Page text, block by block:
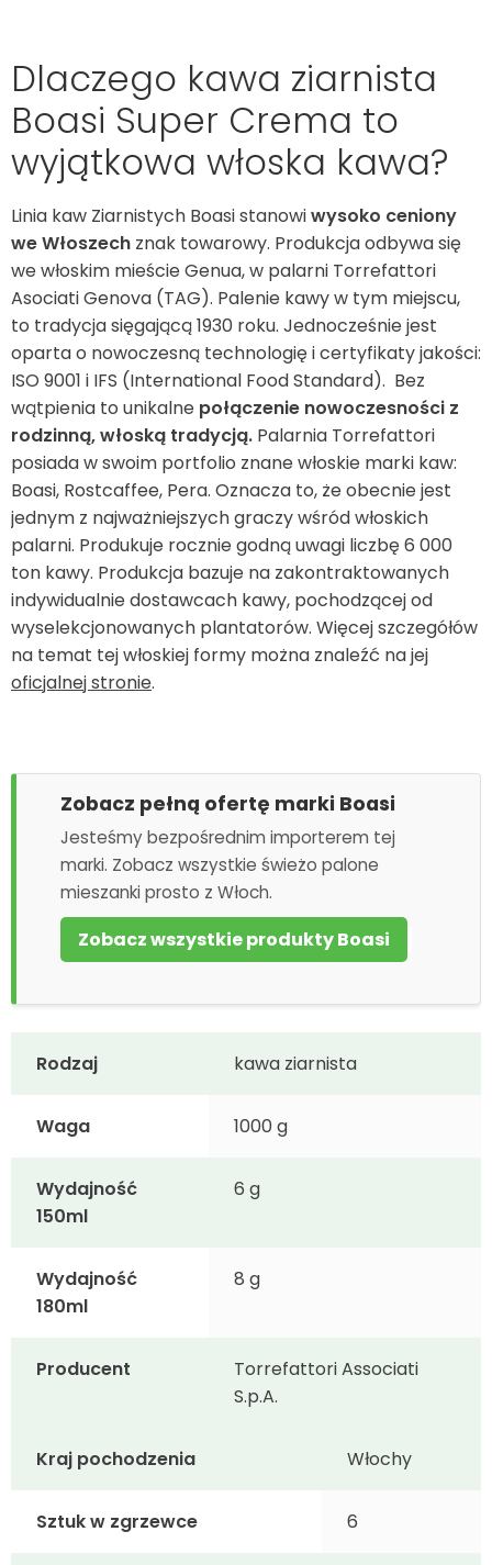
Dlaczego kawa ziarnista
Boasi Super Crema to
wyjątkowa włoska kawa?
Linia kaw Ziarnistych Boasi stanowiwysoko ceniony
we Włoszech znak towarowy. Produkcja odbywa się
we włoskim mieście Genua, w palarni Torrefattori
Asociati Genova (TAG). Palenie kawy w tym miejscu,
to tradycja sięgającą 1930 roku. Jednocześnie jest
oparta o nowoczesną technologię i certyfikaty jakości:
ISO 9001 i IFS (International Food Standard). Bez
wątpienia to unikalne połączenie nowoczesności z
rodzinną, włoską tradycją. Palarnia Torrefattori
posiada w swoim portfolio znane włoskie marki kaw:
Boasi, Rostcaffee, Pera. Oznacza to, że obecnie jest
jednym z najważniejszych graczy wśród włoskich
palarni. Produkuje rocznie godną uwagi liczbę 6 000
ton kawy. Produkcja bazuje na zakontraktowanych
indywidualnie dostawcach kawy, pochodzącej od
wyselekcjonowanych plantatorów. Więcej szczegółów
na temat tej włoskiej formy można znaleźć na jej
oficjalnej stronie.
Zobacz pełną ofertę marki Boasi
Jesteśmy bezpośrednim importerem tej
marki. Zobacz wszystkie świeżo palone
mieszanki prosto z Włoch.
Zobacz wszystkie produkty Boasi
Rodzaj kawa ziarnista
Waga 1000 g
Wydajność
150ml
6 g
Wydajność
180ml
8 g
Producent
Torrefattori Associati
S.p.A.
Kraj pochodzenia Włochy
Sztuk w zgrzewce 6